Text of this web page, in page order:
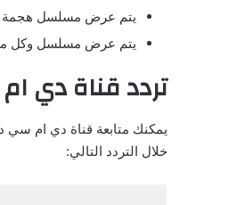
يتم عرض مسلسل هجمة
يتم عرض مسلسل وكل
تردد قناة دي
يمكنك متابعة قناة دي ام سي
خلال التردد التالي: